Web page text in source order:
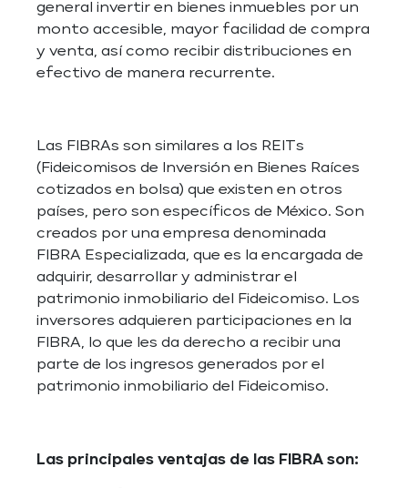
general invertir en bienes inmuebles por un
monto accesible, mayor facilidad de compra
y venta, así como recibir distribuciones en
efectivo de manera recurrente.
Las FIBRAs son similares a los REITs
(Fideicomisos de Inversión en Bienes Raíces
cotizados en bolsa) que existen en otros
países, pero son específicos de México. Son
creados por una empresa denominada
FIBRA Especializada, que es la encargada de
adquirir, desarrollar y administrar el
patrimonio inmobiliario del Fideicomiso. Los
inversores adquieren participaciones en la
FIBRA, lo que les da derecho a recibir una
parte de los ingresos generados por el
patrimonio inmobiliario del Fideicomiso.
Las principales ventajas de las FIBRA son: